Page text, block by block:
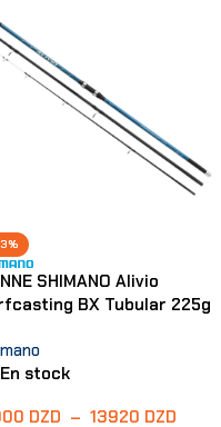
SHIMANO Alivio
BX Tubular 225g
En stock
DZD – 13920 DZD